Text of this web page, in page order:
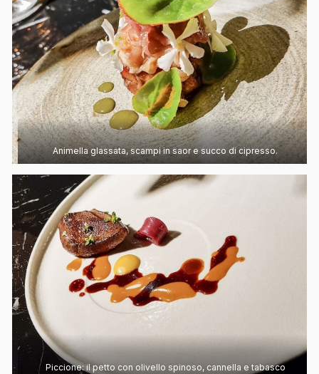
Animella glassata, scampi in saor e succo di cipresso.
Piccione: il petto con olivello spinoso, cannella e tabasco